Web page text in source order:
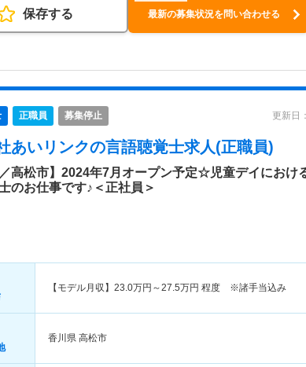
保存する 最新の募集状況を問い合わせる
正職員 募集停止 更新日
あいリンクの言語聴覚士求人(正職員)
／高松市】2024年7月オープン予定☆児童デイにおけ
のお仕事です♪＜正社員＞
【モデル月収】 23.0万円～27.5万円 程度 ※諸手当込み
香川県 高松市